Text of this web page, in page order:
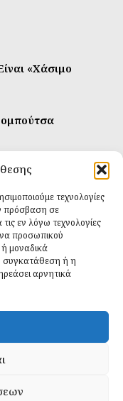
τεχνολογίες
πρόσβαση σε
εν λόγω τεχνολογίες
προσωπικού
μοναδικά
συγκατάθεση ή η
αρνητικά
«Χάσιμο
απορρήτου